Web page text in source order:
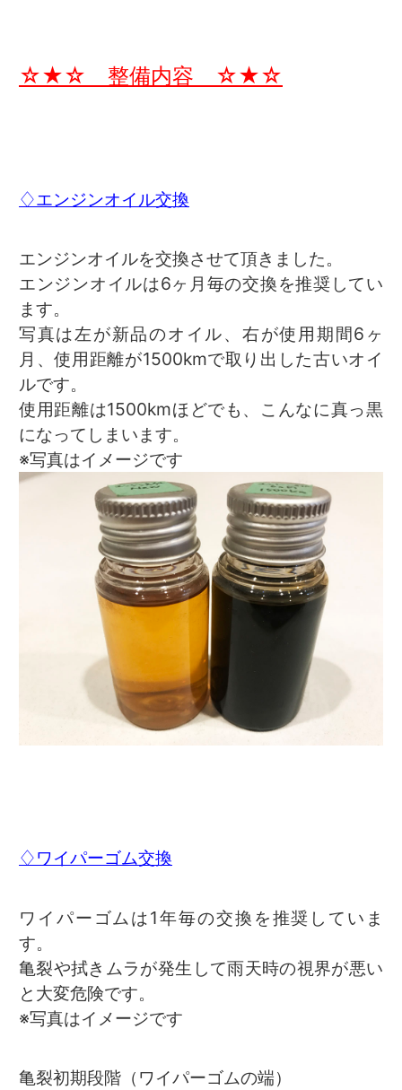
☆★☆ 整備内容 ☆★☆
♢エンジンオイル交換
エンジンオイルを交換させて頂きました。
エンジンオイルは6ヶ月毎の交換を推奨してい
ます。
写真は左が新品のオイル、右が使用期間6ヶ
月、使用距離が1500kmで取り出した古いオイ
ルです。
使用距離は1500kmほどでも、こんなに真っ黒
になってしまいます。
※写真はイメージです
♢ワイパーゴム交換
ワイパーゴムは1年毎の交換を推奨していま
す。
亀裂や拭きムラが発生して雨天時の視界が悪い
と大変危険です。
※写真はイメージです
亀裂初期段階（ワイパーゴムの端）